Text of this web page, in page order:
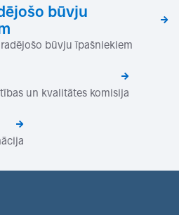
būvju
būvju īpašniekiem
un kvalitātes komisija